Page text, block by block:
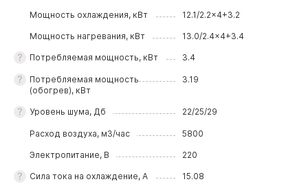
Мощность охлаждения, кВт 12.1/2.2x4+3.2
Мощность нагревания, кВт 13.0/2.4x4+3.4
Потребляемая мощность, кВт 3.4
Потребляемая мощность
(обогрев), кВт
3.19
Уровень шума, Дб 22/25/29
Расход воздуха, м3/час 5800
Электропитание, В 220
Сила тока на охлаждение, А 15.08